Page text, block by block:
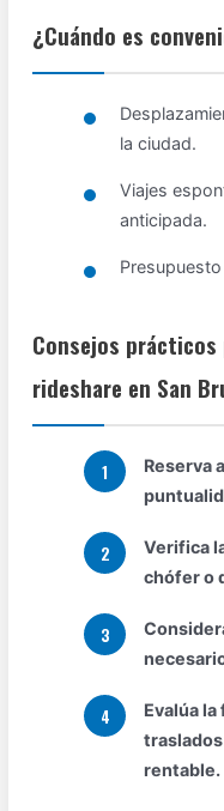
¿Cuándo es
la ciudad.
Viajes
anticipada.
Consejos
rideshare en San
Reserva
Verifica
chófer o
Evalúa
rentable.